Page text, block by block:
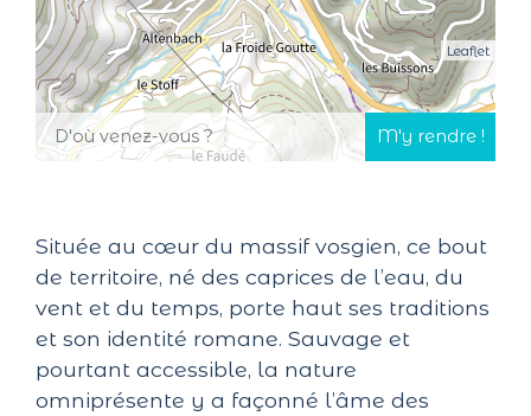
Leaflet
Située au cœur du massif vosgien, ce bout
de territoire, né des caprices de l’eau, du
vent et du temps, porte haut ses traditions
et son identité romane. Sauvage et
pourtant accessible, la nature
omniprésente y a façonné l’âme des